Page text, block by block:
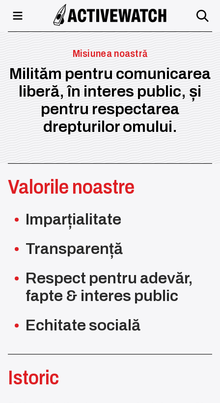
Misiunea noastră
Milităm pentru comunicarea
liberă, în interes public, și
pentru respectarea
drepturilor omului.
Valorile noastre
Imparțialitate
Transparență
Respect pentru adevăr,
fapte & interes public
Echitate socială
Istoric